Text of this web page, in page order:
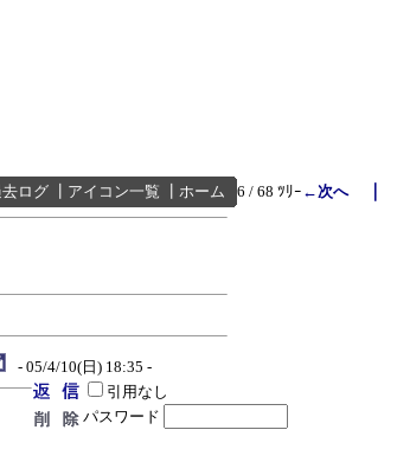
ログ アイコン一覧 ホーム 6 / 68 ﾂﾘｰ ←次へ｜
- 05/4/10(日) 18:35 -
引用なし
パスワード